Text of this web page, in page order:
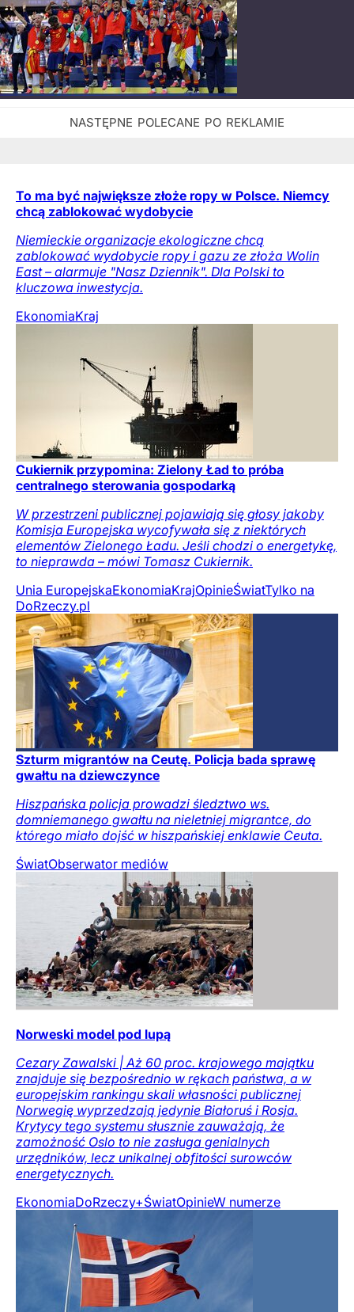
To ma być największe złoże ropy w Polsce. Niemcy
chcą zablokować wydobycie
Niemieckie organizacje ekologiczne chcą
zablokować wydobycie ropy i gazu ze złoża Wolin
East – alarmuje "Nasz Dziennik". Dla Polski to
kluczowa inwestycja.
EkonomiaKraj
Cukiernik przypomina: Zielony Ład to próba
centralnego sterowania gospodarką
W przestrzeni publicznej pojawiają się głosy jakoby
Komisja Europejska wycofywała się z niektórych
elementów Zielonego Ładu. Jeśli chodzi o energetykę,
to nieprawda – mówi Tomasz Cukiernik.
Unia EuropejskaEkonomiaKrajOpinieŚwiatTylko na
DoRzeczy.pl
Szturm migrantów na Ceutę. Policja bada sprawę
gwałtu na dziewczynce
Hiszpańska policja prowadzi śledztwo ws.
domniemanego gwałtu na nieletniej migrantce, do
którego miało dojść w hiszpańskiej enklawie Ceuta.
ŚwiatObserwator mediów
Norweski model pod lupą
Cezary Zawalski | Aż 60 proc. krajowego majątku
znajduje się bezpośrednio w rękach państwa, a w
europejskim rankingu skali własności publicznej
Norwegię wyprzedzają jedynie Białoruś i Rosja.
Krytycy tego systemu słusznie zauważają, że
zamożność Oslo to nie zasługa genialnych
urzędników, lecz unikalnej obfitości surowców
energetycznych.
EkonomiaDoRzeczy+ŚwiatOpinieW numerze